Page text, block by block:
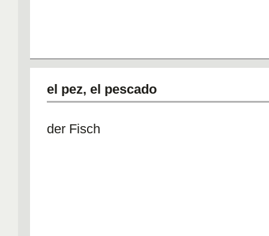
el pez, el pescado
der Fisch